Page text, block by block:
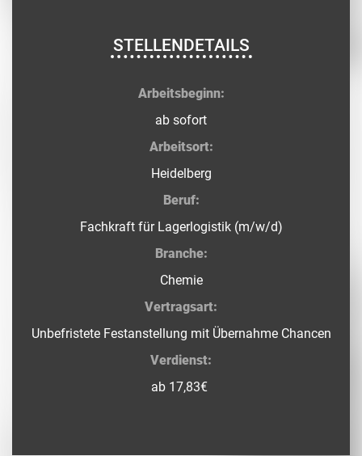
STELLENDETAILS
Arbeitsbeginn:
ab sofort
Arbeitsort:
Heidelberg
Beruf:
Fachkraft für Lagerlogistik (m/w/d)
Branche:
Chemie
Vertragsart:
Unbefristete Festanstellung mit Übernahme Chancen
Verdienst:
ab 17,83€